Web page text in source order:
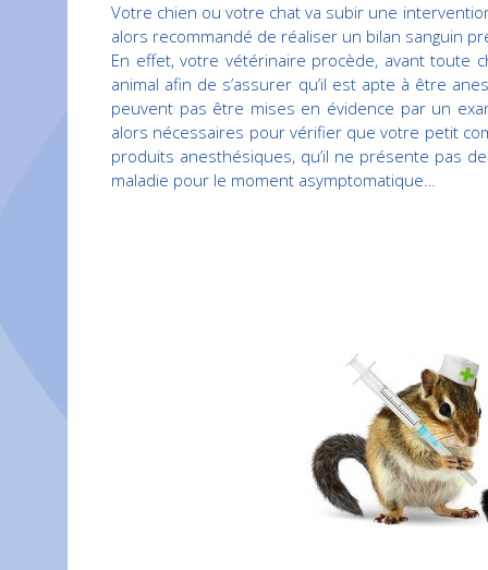
Votre chien ou votre chat va subir une
alors recommandé de réaliser un bilan sanguin
En effet, votre vétérinaire procède, avant toute
animal afin de s’assurer qu’il est apte à être
peuvent pas être mises en évidence par un
alors nécessaires pour vérifier que votre petit
produits anesthésiques, qu’il ne présente pas
maladie pour le moment asymptomatique…